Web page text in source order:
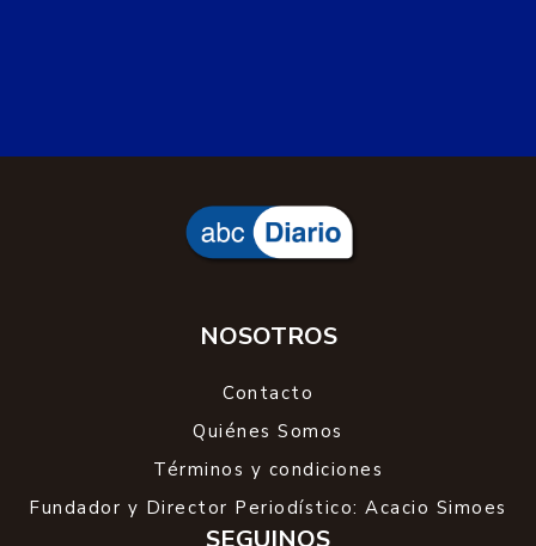
NOSOTROS
Contacto
Quiénes Somos
Términos y condiciones
Fundador y Director Periodístico: Acacio Simoes
SEGUINOS